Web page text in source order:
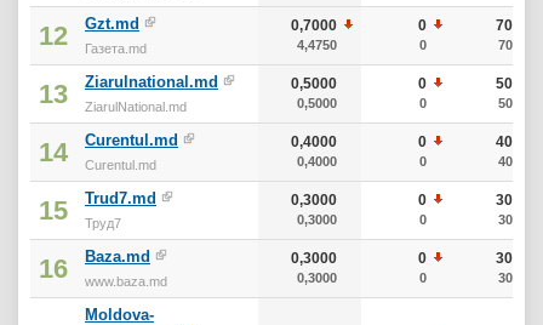
12 Gzt.md
Газета.md
0,7000
4,4750
0
0
70
70
13 Ziarulnational.md
ZiarulNational.md
0,5000
0,5000
0
0
50
50
14 Curentul.md
Curentul.md
0,4000
0,4000
0
0
40
40
15 Trud7.md
Труд7
0,3000
0,3000
0
0
30
30
16 Baza.md
www.baza.md
0,3000
0,3000
0
0
30
30
Moldova-